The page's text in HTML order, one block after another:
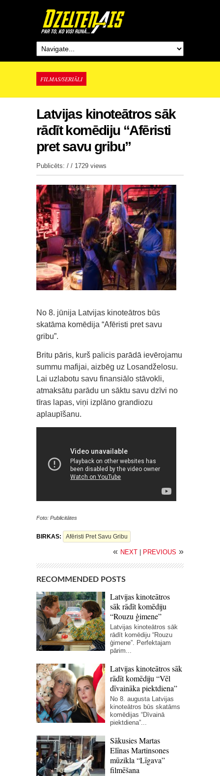
FILMAS/SERIĀLI
Latvijas kinoteātros sāk
rādīt komēdiju “Afēristi
pret savu gribu”
Publicēts: / / 1729 views
No 8. jūnija Latvijas kinoteātros būs
skatāma komēdija “Afēristi pret savu
gribu”.
Britu pāris, kurš palicis parādā ievērojamu
summu mafijai, aizbēg uz Losandželosu.
Lai uzlabotu savu finansiālo stāvokli,
atmaksātu parādu un sāktu savu dzīvi no
tīras lapas, viņi izplāno grandiozu
aplaupīšanu.
Foto: Publicitātes
BIRKAS: Afēristi Pret Savu Gribu
« NEXT PREVIOUS »
RECOMMENDED POSTS
Latvijas kinoteātros
sāk rādīt komēdiju
“Rouzu ģimene”
Latvijas kinoteātros sāk
rādīt komēdiju “Rouzu
ģimene”. Perfektajam
pārim...
Latvijas kinoteātros sāk
rādīt komēdiju “Vēl
dīvaināka piektdiena”
No 8. augusta Latvijas
kinoteātros būs skatāms
komēdijas “Dīvainā
piektdiena”...
Sākusies Martas
Elīnas Martinsones
mūzikla “Līgava”
filmēšana